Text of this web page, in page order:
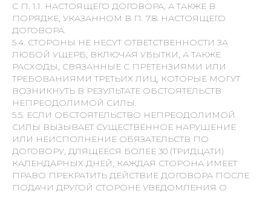
С П. 1.1. НАСТОЯЩЕГО ДОГОВОРА, А ТАКЖЕ В
ПОРЯДКЕ, УКАЗАННОМ В П. 7.8. НАСТОЯЩЕГО
ДОГОВОРА.
5.4. СТОРОНЫ НЕ НЕСУТ ОТВЕТСТВЕННОСТИ ЗА
ЛЮБОЙ УЩЕРБ, ВКЛЮЧАЯ УБЫТКИ, А ТАКЖЕ
РАСХОДЫ, СВЯЗАННЫЕ С ПРЕТЕНЗИЯМИ ИЛИ
ТРЕБОВАНИЯМИ ТРЕТЬИХ ЛИЦ, КОТОРЫЕ МОГУТ
ВОЗНИКНУТЬ В РЕЗУЛЬТАТЕ ОБСТОЯТЕЛЬСТВ
НЕПРЕОДОЛИМОЙ СИЛЫ.
5.5. ЕСЛИ ОБСТОЯТЕЛЬСТВО НЕПРЕОДОЛИМОЙ
СИЛЫ ВЫЗЫВАЕТ СУЩЕСТВЕННОЕ НАРУШЕНИЕ
ИЛИ НЕИСПОЛНЕНИЕ ОБЯЗАТЕЛЬСТВ ПО
ДОГОВОРУ, ДЛЯЩЕЕСЯ БОЛЕЕ 30 (ТРИДЦАТИ)
КАЛЕНДАРНЫХ ДНЕЙ, КАЖДАЯ СТОРОНА ИМЕЕТ
ПРАВО ПРЕКРАТИТЬ ДЕЙСТВИЕ ДОГОВОРА ПОСЛЕ
ПОДАЧИ ДРУГОЙ СТОРОНЕ УВЕДОМЛЕНИЯ О